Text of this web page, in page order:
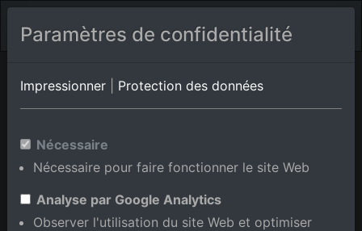
La Thieuloye Pas de Calais
Photos aériennes de
Leulinghen-Bernes en Pas de
Calais, France
Paramètres de confidentialité
Impressionner Protection des données
Nécessaire
Nécessaire pour faire fonctionner le site Web
Analyse par Google Analytics
Observer l'utilisation du site Web et optimiser